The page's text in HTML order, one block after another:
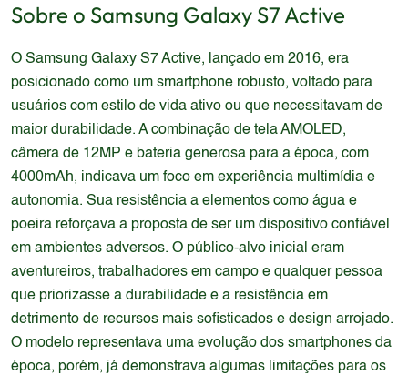
Sobre o Samsung Galaxy S7 Active
O Samsung Galaxy S7 Active, lançado em 2016, era
posicionado como um smartphone robusto, voltado para
usuários com estilo de vida ativo ou que necessitavam de
maior durabilidade. A combinação de tela AMOLED,
câmera de 12MP e bateria generosa para a época, com
4000mAh, indicava um foco em experiência multimídia e
autonomia. Sua resistência a elementos como água e
poeira reforçava a proposta de ser um dispositivo confiável
em ambientes adversos. O público-alvo inicial eram
aventureiros, trabalhadores em campo e qualquer pessoa
que priorizasse a durabilidade e a resistência em
detrimento de recursos mais sofisticados e design arrojado.
O modelo representava uma evolução dos smartphones da
época, porém, já demonstrava algumas limitações para os